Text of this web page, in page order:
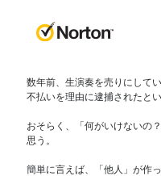
数年前、生演奏を売りにして
不払いを理由に逮捕されたと
おそらく、「何がいけないの
思う。
簡単に言えば、「他人」が作